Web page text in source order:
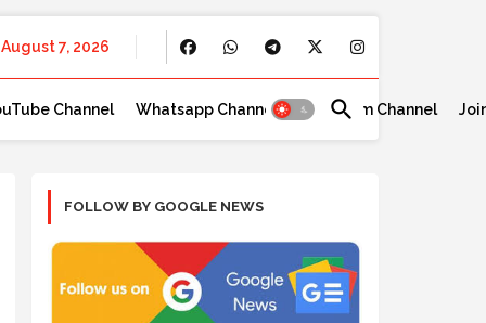
August 7, 2026
Channel Whatsapp Channel Telegram Channel
FOLLOW BY GOOGLE NEWS